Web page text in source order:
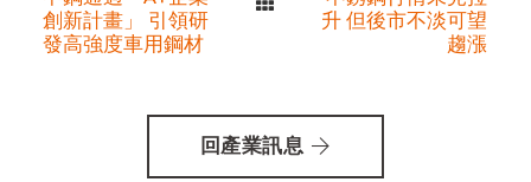
創新計畫」 引領研
發高強度車用鋼材
升 但後市不淡可望
趨漲
回產業訊息